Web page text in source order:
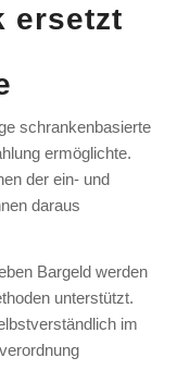
ersetzt
schrankenbasierte
ermöglichte.
der ein- und
daraus
Bargeld werden
unterstützt.
im